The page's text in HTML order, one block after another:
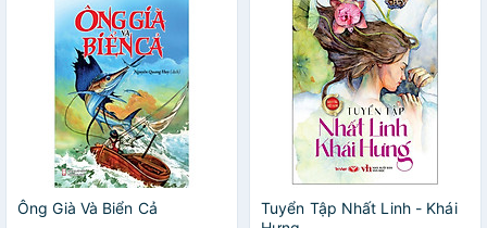
Ông Già Và Biển Cả
Tuyển Tập Nhất Linh - Khái